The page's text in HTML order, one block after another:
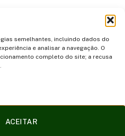
semelhantes, incluindo dados do
e analisar a navegação. O
completo do site; a recusa
ACEITAR
(Twitter)